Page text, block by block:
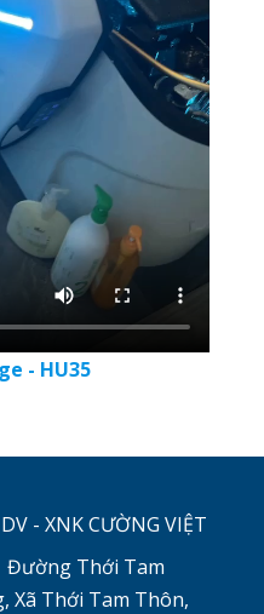
- HU35
- XNK CƯỜNG VIỆT
Đường Thới Tam
Xã Thới Tam Thôn,